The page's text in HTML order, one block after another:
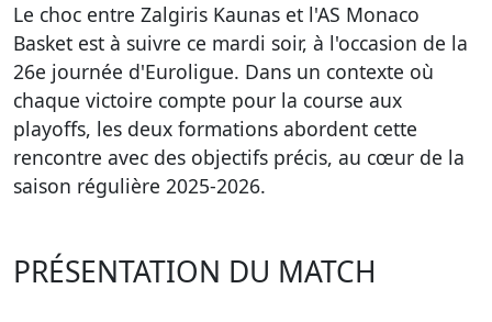
Le choc entre Zalgiris Kaunas et l'AS Monaco
Basket est à suivre ce mardi soir, à l'occasion de la
26e journée d'Euroligue. Dans un contexte où
chaque victoire compte pour la course aux
playoffs, les deux formations abordent cette
rencontre avec des objectifs précis, au cœur de la
saison régulière 2025-2026.
PRÉSENTATION DU MATCH